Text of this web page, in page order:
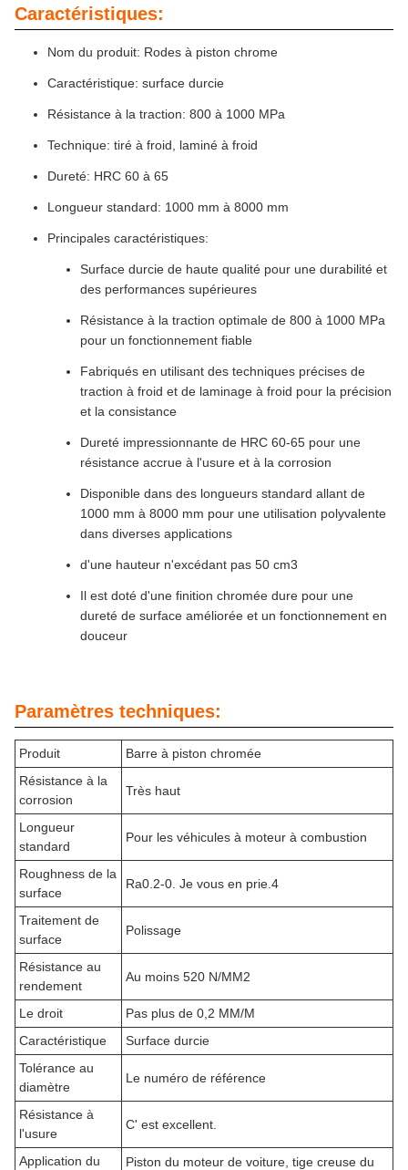
Caractéristiques:
Nom du produit: Rodes à piston chrome
Caractéristique: surface durcie
Résistance à la traction: 800 à 1000 MPa
Technique: tiré à froid, laminé à froid
Dureté: HRC 60 à 65
Longueur standard: 1000 mm à 8000 mm
Principales caractéristiques:
Surface durcie de haute qualité pour une durabilité et
des performances supérieures
Résistance à la traction optimale de 800 à 1000 MPa
pour un fonctionnement fiable
Fabriqués en utilisant des techniques précises de
traction à froid et de laminage à froid pour la précision
et la consistance
Dureté impressionnante de HRC 60-65 pour une
résistance accrue à l'usure et à la corrosion
Disponible dans des longueurs standard allant de
1000 mm à 8000 mm pour une utilisation polyvalente
dans diverses applications
d'une hauteur n'excédant pas 50 cm3
Il est doté d'une finition chromée dure pour une
dureté de surface améliorée et un fonctionnement en
douceur
Paramètres techniques:
Produit
Barre à piston chromée
Résistance à la
corrosion
Très haut
Longueur
standard
Pour les véhicules à moteur à combustion
Roughness de la
surface
Ra0.2-0. Je vous en prie.4
Traitement de
surface
Polissage
Résistance au
rendement
Au moins 520 N/MM2
Le droit
Pas plus de 0,2 MM/M
Caractéristique
Surface durcie
Tolérance au
diamètre
Le numéro de référence
Résistance à
l'usure
C' est excellent.
Application du
Piston du moteur de voiture, tige creuse du